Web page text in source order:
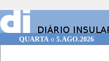
QUARTA o 5.AGO.2026